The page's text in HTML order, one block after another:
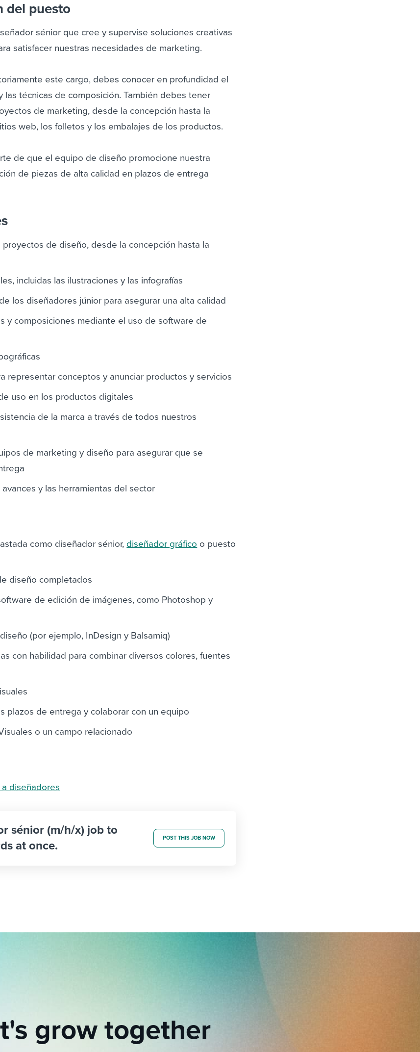
del puesto
sénior que cree y supervise soluciones creativas
satisfacer nuestras necesidades de marketing.
este cargo, debes conocer en profundidad el
las técnicas de composición. También debes tener
de marketing, desde la concepción hasta la
web, los folletos y los embalajes de los productos.
de que el equipo de diseño promocione nuestra
de piezas de alta calidad en plazos de entrega
de diseño, desde la concepción hasta la
incluidas las ilustraciones y las infografías
los diseñadores júnior para asegurar una alta calidad
y composiciones mediante el uso de software de
representar conceptos y anunciar productos y servicios
uso en los productos digitales
de la marca a través de todos nuestros
de marketing y diseño para asegurar que se
y las herramientas del sector
como diseñador sénior, diseñador gráfico o puesto
diseño completados
de edición de imágenes, como Photoshop y
(por ejemplo, InDesign y Balsamiq)
con habilidad para combinar diversos colores, fuentes
plazos de entrega y colaborar con un equipo
o un campo relacionado
diseñadores
sénior (m/h/x) job to
at once.
POST THIS JOB NOW
grow together